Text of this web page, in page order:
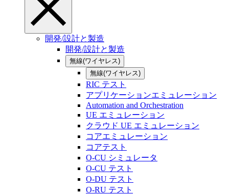
開発/設計と製造
開発/設計と製造
無線(ワイヤレス)
無線(ワイヤレス)
RIC テスト
アプリケーションエミュレーション
Automation and Orchestration
UE エミュレーション
クラウド UE エミュレーション
コアエミュレーション
コアテスト
O-CU シミュレータ
O-CU テスト
O-DU テスト
O-RU テスト